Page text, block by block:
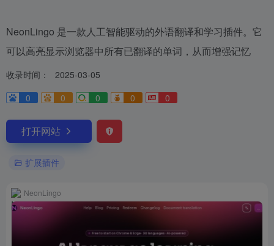
NeonLingo 是一款人工智能驱动的外语翻译和学习插件。它
可以高亮显示浏览器中所有已翻译的单词，从而增强记忆
收录时间：
2025-03-05
0
0 0 0 0
打开网站
扩展插件
NeonLingo